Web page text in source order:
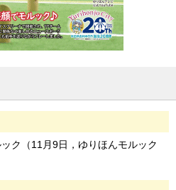
ク（11月9日，ゆりほんモルック